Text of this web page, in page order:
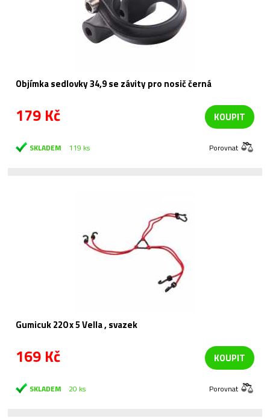
Objímka sedlovky 34,9 se závity pro nosič černá
179 Kč KOUPIT
SKLADEM 119 ks Porovnat
Gumicuk 220 x 5 Vella , svazek
169 Kč KOUPIT
SKLADEM 20 ks Porovnat